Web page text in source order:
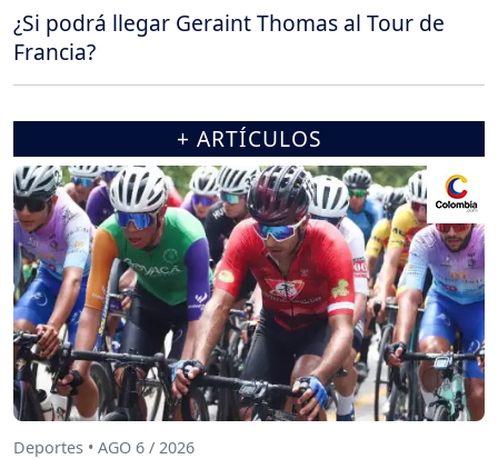
¿Si podrá llegar Geraint Thomas al Tour de
Francia?
+ ARTÍCULOS
Deportes • AGO 6 / 2026